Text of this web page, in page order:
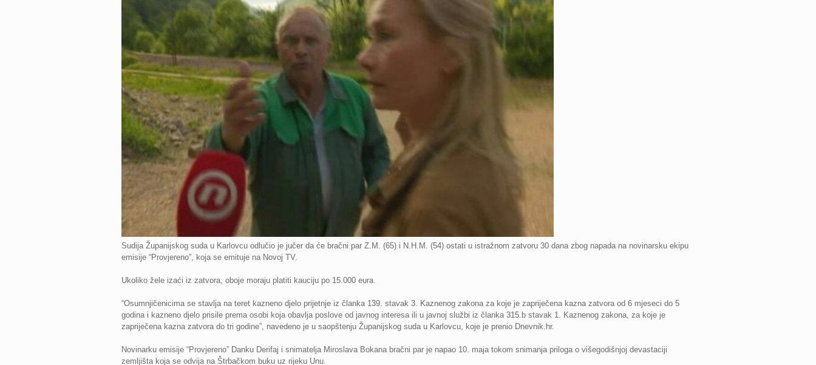
Sudija Županijskog suda u Karlovcu odlučio je jučer da će bračni par Z.M. (65) i N.H.M. (54) ostati u istražnom zatvoru 30 dana zbog napada na novinarsku ekipu
emisije “Provjereno”, koja se emituje na Novoj TV.
Ukoliko žele izaći iz zatvora, oboje moraju platiti kauciju po 15.000 eura.
“Osumnjičenicima se stavlja na teret kazneno djelo prijetnje iz članka 139. stavak 3. Kaznenog zakona za koje je zapriječena kazna zatvora od 6 mjeseci do 5
godina i kazneno djelo prisile prema osobi koja obavlja poslove od javnog interesa ili u javnoj službi iz članka 315.b stavak 1. Kaznenog zakona, za koje je
zapriječena kazna zatvora do tri godine”, navedeno je u saopštenju Županijskog suda u Karlovcu, koje je prenio Dnevnik.hr.
Novinarku emisije “Provjereno” Danku Derifaj i snimatelja Miroslava Bokana bračni par je napao 10. maja tokom snimanja priloga o višegodišnjoj devastaciji
zemljišta koja se odvija na Štrbačkom buku uz rijeku Unu.